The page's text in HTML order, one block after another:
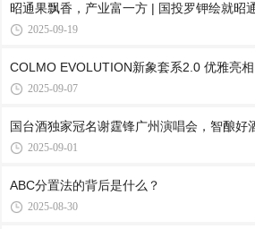
昭通果飘香，产业富一方 | 国投罗钾绘就昭
2025-09-19
COLMO EVOLUTION新象套系2.0 优雅亮
2025-09-07
国台酒独家冠名谢霆锋广州演唱会，智酿好
2025-09-01
ABC分置法的背后是什么？
2025-08-30